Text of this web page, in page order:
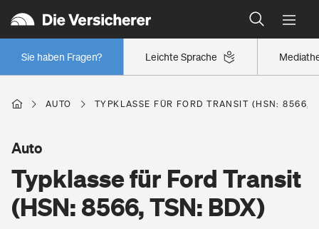
Leichte Sprache
Sie haben Fragen?
Wer versichert was: Jetzt Versicherer finden
Regionalklassen: So ist Ihre Region eingestuft
Wer versichert was: Jetzt Versicherer finden
Berufsunfähigkeitsversicherung
Erwerbsunfähigkeitsversicherung
Wohnen
AUTO TYPKLASSE FÜR FORD TRANSIT (HSN: 8566,
Typklasse für Ford Transit
(HSN: 8566, TSN: BDX)
Auto